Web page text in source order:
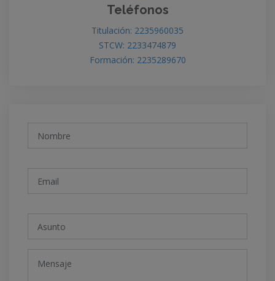
Teléfonos
Titulación: 2235960035
STCW: 2233474879
Formación: 2235289670